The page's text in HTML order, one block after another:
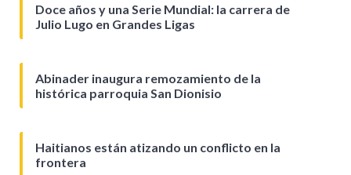
Doce años y una Serie Mundial: la carrera de
Julio Lugo en Grandes Ligas
Abinader inaugura remozamiento de la
histórica parroquia San Dionisio
Haitianos están atizando un conflicto en la
frontera